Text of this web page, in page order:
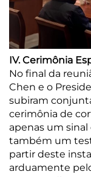
IV. Cerimônia
No final da
Chen e o
subiram
cerimônia de
apenas um
também um
partir deste
arduamente